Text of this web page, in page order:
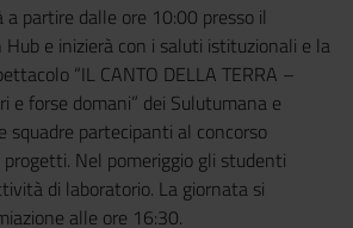
partire dalle ore 10:00 presso il
Hub e inizierà con i saluti istituzionali e la
“IL CANTO DELLA TERRA –
e forse domani” dei Sulutumana e
squadre partecipanti al concorso
Nel pomeriggio gli studenti
di laboratorio. La giornata si
alle ore 16:30.